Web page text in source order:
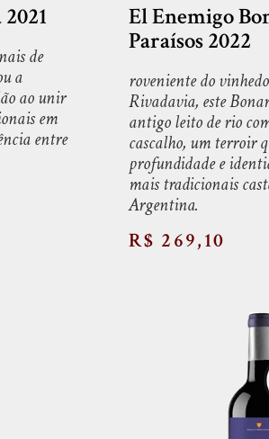
de
a
ao unir
em
entre
El Enemigo
Paraísos 2022
roveniente do
Rivadavia, este
antigo leito de rio
cascalho, um terroir
profundidade e
mais tradicionais
Argentina.
R$ 269,10